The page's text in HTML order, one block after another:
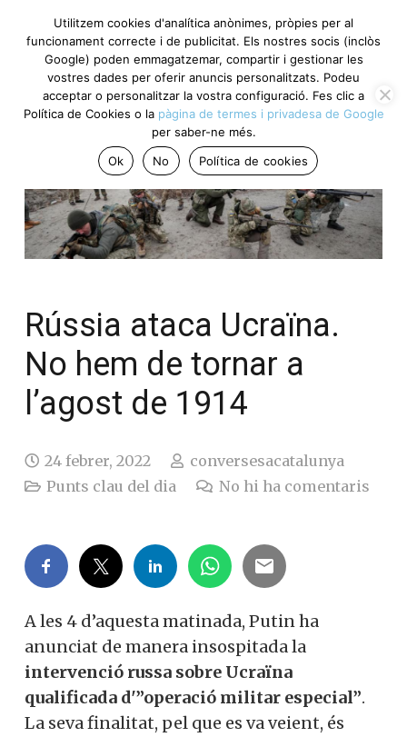
Rússia ataca Ucraïna.
No hem de tornar a
l’agost de 1914
24 febrer, 2022
conversesacatalunya
Punts clau del dia
No hi ha comentaris
A les 4 d’aquesta matinada, Putin ha
anunciat de manera insospitada la
intervenció russa sobre Ucraïna
qualificada d'”operació militar especial”.
La seva finalitat, pel que es va veient, és
Utilitzem cookies d'analítica anònimes, pròpies per al
funcionament correcte i de publicitat. Els nostres socis (inclòs
Google) poden emmagatzemar, compartir i gestionar les
vostres dades per oferir anuncis personalitzats. Podeu
acceptar o personalitzar la vostra configuració. Fes clic a
Política de Cookies o la pàgina de termes i privadesa de Google
per saber-ne més.
Ok
No Política de cookies